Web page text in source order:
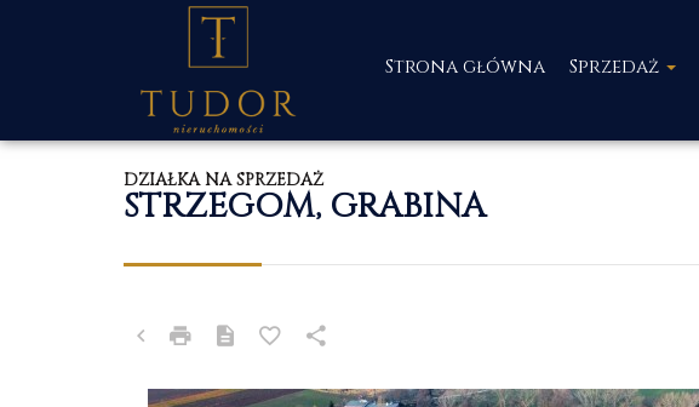
Strona główna Sprzedaż
STRZEGOM, GRABINA
DZIAŁKA NA SPRZEDAŻ